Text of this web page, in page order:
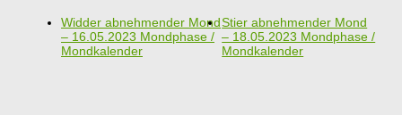
Widder abnehmender Mond
– 16.05.2023 Mondphase /
Mondkalender
Stier abnehmender Mond
– 18.05.2023 Mondphase /
Mondkalender